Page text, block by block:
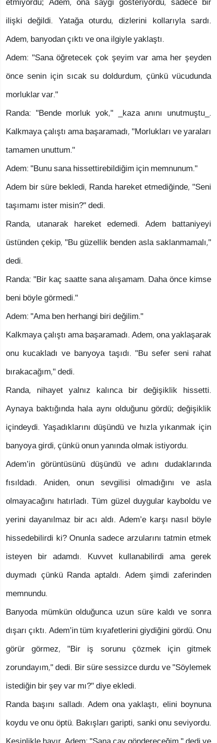
ilişki değildi. Yatağa oturdu, dizlerini kollarıyla sardı.
Adem, banyodan çıktı ve ona ilgiyle yaklaştı.
Adem: "Sana öğretecek çok şeyim var ama her şeyden
önce senin için sıcak su doldurdum, çünkü vücudunda
morluklar var."
Randa: "Bende morluk yok," _kaza anını unutmuştu_.
Kalkmaya çalıştı ama başaramadı, "Morlukları ve yaraları
tamamen unuttum."
Adem: "Bunu sana hissettirebildiğim için memnunum."
Adem bir süre bekledi, Randa hareket etmediğinde, "Seni
taşımamı ister misin?" dedi.
Randa, utanarak hareket edemedi. Adem battaniyeyi
üstünden çekip, "Bu güzellik benden asla saklanmamalı,"
dedi.
Randa: "Bir kaç saatte sana alışamam. Daha önce kimse
beni böyle görmedi."
Adem: "Ama ben herhangi biri değilim."
Kalkmaya çalıştı ama başaramadı. Adem, ona yaklaşarak
onu kucakladı ve banyoya taşıdı. "Bu sefer seni rahat
bırakacağım," dedi.
Randa, nihayet yalnız kalınca bir değişiklik hissetti.
Aynaya baktığında hala aynı olduğunu gördü; değişiklik
içindeydi. Yaşadıklarını düşündü ve hızla yıkanmak için
banyoya girdi, çünkü onun yanında olmak istiyordu.
Adem’in görüntüsünü düşündü ve adını dudaklarında
fısıldadı. Aniden, onun sevgilisi olmadığını ve asla
olmayacağını hatırladı. Tüm güzel duygular kayboldu ve
yerini dayanılmaz bir acı aldı. Adem’e karşı nasıl böyle
hissedebilirdi ki? Onunla sadece arzularını tatmin etmek
isteyen bir adamdı. Kuvvet kullanabilirdi ama gerek
duymadı çünkü Randa aptaldı. Adem şimdi zaferinden
memnundu.
Banyoda mümkün olduğunca uzun süre kaldı ve sonra
dışarı çıktı. Adem’in tüm kıyafetlerini giydiğini gördü. Onu
görür görmez, "Bir iş sorunu çözmek için gitmek
zorundayım," dedi. Bir süre sessizce durdu ve "Söylemek
istediğin bir şey var mı?" diye ekledi.
Randa başını salladı. Adem ona yaklaştı, elini boynuna
koydu ve onu öptü. Bakışları garipti, sanki onu seviyordu.